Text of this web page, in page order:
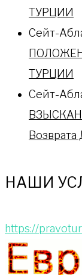
ТУРЦИИ
Сейт-
ТУРЦИИ
Сейт-
НАШИ
https://